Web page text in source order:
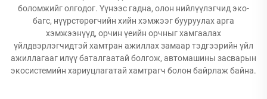
боломжийг олгодог. Үүнээс гадна, олон нийлүүлэгчид эко-
багс, нүүрстөрөгчийн хийн хэмжээг бууруулах арга
хэмжээнүүд, орчин үеийн орчныг хамгаалах
үйлдвэрлэгчидтэй хамтран ажиллах замаар тэдгээрийн үйл
ажиллагааг илүү баталгаатай болгож, автомашины засварын
экосистемийн хариуцлагатай хамтрагч болон байрлаж байна.